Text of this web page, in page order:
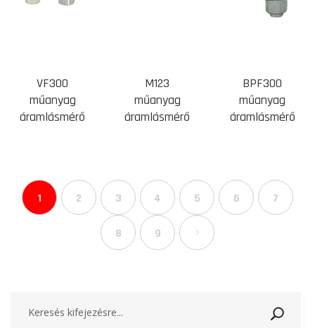
VF300
műanyag
áramlásmérő
M123
műanyag
áramlásmérő
BPF300
műanyag
áramlásmérő
1 2 3 4 5 6 7
8 9